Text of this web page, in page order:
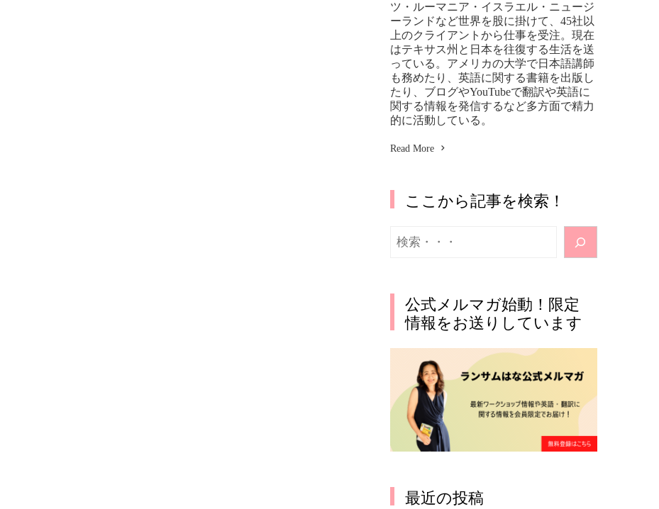
ツ・ルーマニア・イスラエル・ニュージ
ーランドなど世界を股に掛けて、45社以
上のクライアントから仕事を受注。現在
はテキサス州と日本を往復する生活を送
っている。アメリカの大学で日本語講師
も務めたり、英語に関する書籍を出版し
たり、ブログやYouTubeで翻訳や英語に
関する情報を発信するなど多方面で精力
的に活動している。
Read More
ここから記事を検索！
索
公式メルマガ始動！限定
情報をお送りしています
最近の投稿